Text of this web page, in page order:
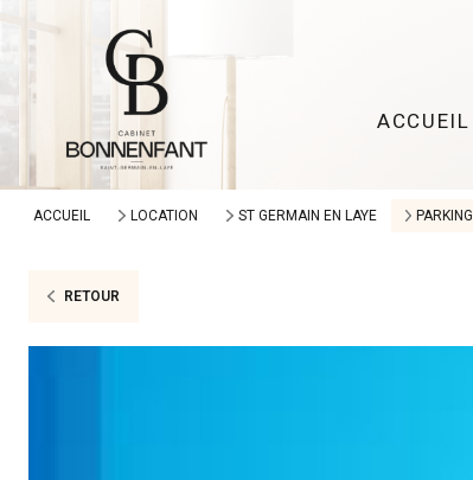
ACCUEIL
ACCUEIL LOCATION ST GERMAIN EN LAYE PARKING
RETOUR